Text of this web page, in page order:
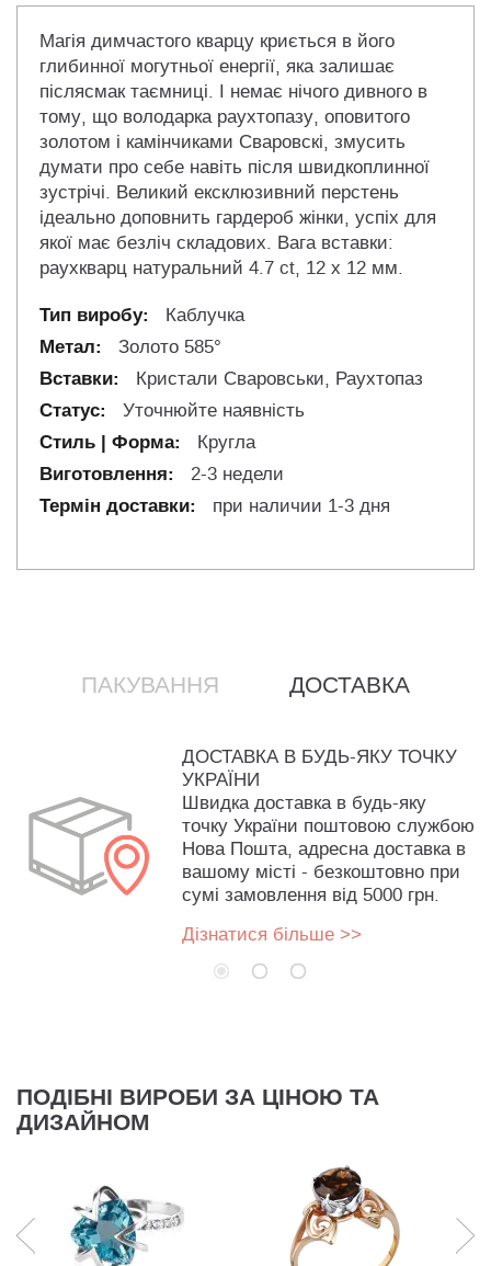
Магія димчастого кварцу криється в його
глибинної могутньої енергії, яка залишає
післясмак таємниці. І немає нічого дивного в
тому, що володарка раухтопазу, оповитого
золотом і камінчиками Сваровскі, змусить
думати про себе навіть після швидкоплинної
зустрічі. Великий ексклюзивний перстень
ідеально доповнить гардероб жінки, успіх для
якої має безліч складових. Вага вставки:
раухкварц натуральний 4.7 ct, 12 х 12 мм.
Каблучка
Золото 585°
Кристали Сваровськи, Раухтопаз
Уточнюйте наявність
Кругла
2-3 недели
при наличии 1-3 дня
ПАКУВАННЯ ДОСТАВКА
ДОСТАВКА В БУДЬ-ЯКУ ТОЧКУ
УКРАЇНИ
Швидка доставка в будь-яку
точку України поштовою службою
Нова Пошта, адресна доставка в
вашому місті - безкоштовно при
сумі замовлення від 5000 грн.
Дізнатися більше >>
ПОДІБНІ ВИРОБИ ЗА ЦІНОЮ ТА
ДИЗАЙНОМ